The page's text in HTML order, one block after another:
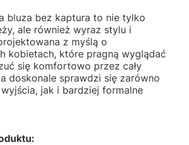
bluza bez kaptura to nie tylko
ale również wyraz stylu i
z myślą o
kobietach, które pragną wyglądać
się komfortowo przez cały
doskonale sprawdzi się zarówno
jak i bardziej formalne